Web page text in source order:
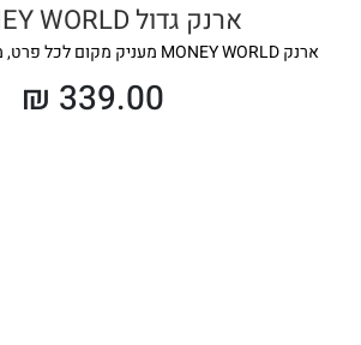
ארנק גדול MONEY WORLD
ארנק MONEY WORLD מעניק מקום לכל פרט, מבלי לוותר על סטייל
₪ 339.00